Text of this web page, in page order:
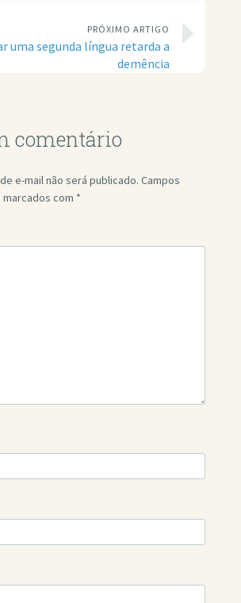
PRÓXIMO ARTIGO
uma segunda língua retarda a
demência
comentário
e-mail não será publicado. Campos
com *